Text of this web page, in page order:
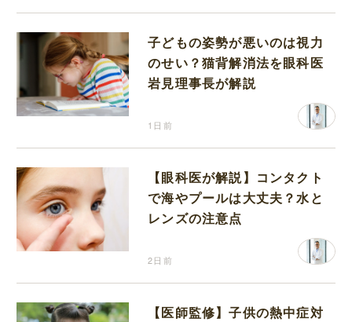
子どもの姿勢が悪いのは視力
のせい？猫背解消法を眼科医
岩見理事長が解説
1日前
【眼科医が解説】コンタクト
で海やプールは大丈夫？水と
レンズの注意点
2日前
【医師監修】子供の熱中症対